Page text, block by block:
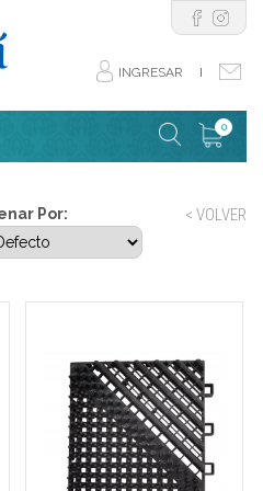
INGRESAR I
0
< VOLVER
Por:
Set x 15 placas para
felpudo encastrables 15 x
15 cm calado